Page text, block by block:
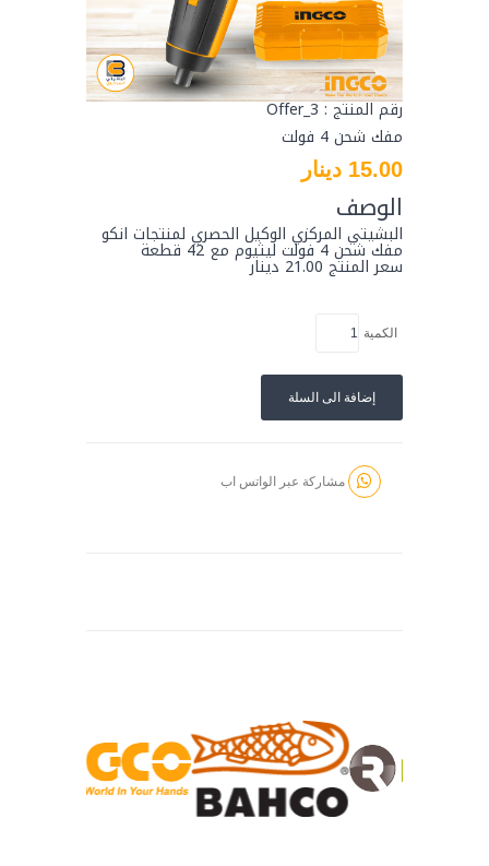
رقم المنتج : Offer_3
مفك شحن 4 فولت
15.00 دينار
الوصف
البشيتي المركزي الوكيل الحصري لمنتجات انكو
مفك شحن 4 فولت ليثيوم مع 42 قطعة
سعر المنتج 21.00 دينار
الكمية
إضافة الى السلة
مشاركة عبر الواتس اب